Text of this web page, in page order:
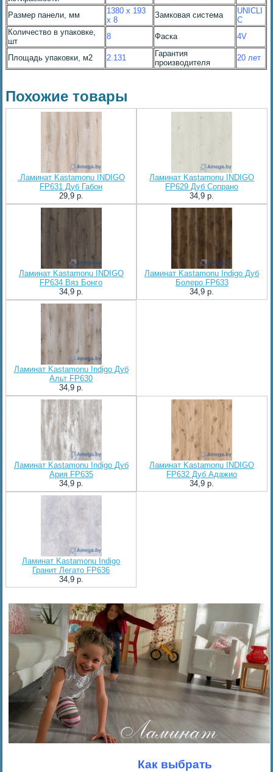
Размер панели, мм
1380 x 193
x 8
Замковая система
UNICLI
C
Количество в упаковке,
шт
8 Фаска 4V
Площадь упаковки, м2 2.131
Гарантия
производителя
20 лет
Похожие товары
.Ламинат Kastamonu INDIGO
FP631 Дуб Габон
29,9 p.
Ламинат Kastamonu INDIGO
FP629 Дуб Сопрано
34,9 p.
Ламинат Kastamonu INDIGO
FP634 Вяз Бонго
34,9 p.
Ламинат Kastamonu Indigo Дуб
Болеро FP633
34,9 p.
Ламинат Kastamonu Indigo Дуб
Альт FP630
34,9 p.
Ламинат Kastamonu Indigo Дуб
Ария FP635
34,9 p.
Ламинат Kastamonu INDIGO
FP632 Дуб Адажио
34,9 p.
Ламинат Kastamonu Indigo
Гранит Легато FP636
34,9 p.
Как выбрать